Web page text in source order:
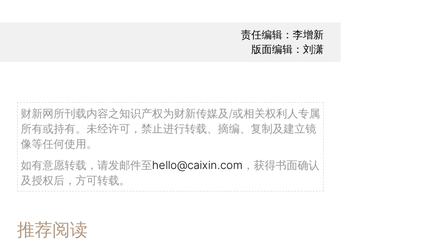
责任编辑：李增新
版面编辑：刘潇
财新网所刊载内容之知识产权为财新传媒及/或相关权利人专属
所有或持有。未经许可，禁止进行转载、摘编、复制及建立镜
像等任何使用。
如有意愿转载，请发邮件至hello@caixin.com ，获得书面确认
及授权后，方可转载。
推荐阅读